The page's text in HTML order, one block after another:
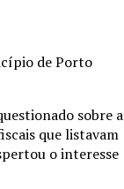
de Porto
sobre a
que listavam
o interesse